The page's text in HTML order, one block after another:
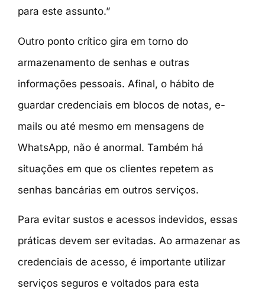
para este assunto.”
Outro ponto crítico gira em torno do
armazenamento de senhas e outras
informações pessoais. Afinal, o hábito de
guardar credenciais em blocos de notas, e-
mails ou até mesmo em mensagens de
WhatsApp, não é anormal. Também há
situações em que os clientes repetem as
senhas bancárias em outros serviços.
Para evitar sustos e acessos indevidos, essas
práticas devem ser evitadas. Ao armazenar as
credenciais de acesso, é importante utilizar
serviços seguros e voltados para esta